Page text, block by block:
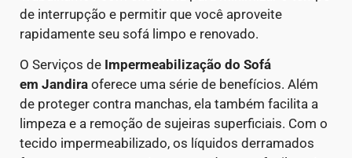
de interrupção e permitir que você aproveite
rapidamente seu sofá limpo e renovado.
O Serviços de Impermeabilização do Sofá
em Jandira oferece uma série de benefícios. Além
de proteger contra manchas, ela também facilita a
limpeza e a remoção de sujeiras superficiais. Com o
tecido impermeabilizado, os líquidos derramados